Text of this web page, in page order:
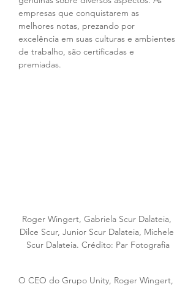
empresas que conquistarem as
melhores notas, prezando por
excelência em suas culturas e ambientes
de trabalho, são certificadas e
premiadas.
Roger Wingert, Gabriela Scur Dalateia,
Dilce Scur, Junior Scur Dalateia, Michele
Scur Dalateia. Crédito: Par Fotografia
O CEO do Grupo Unity, Roger Wingert,